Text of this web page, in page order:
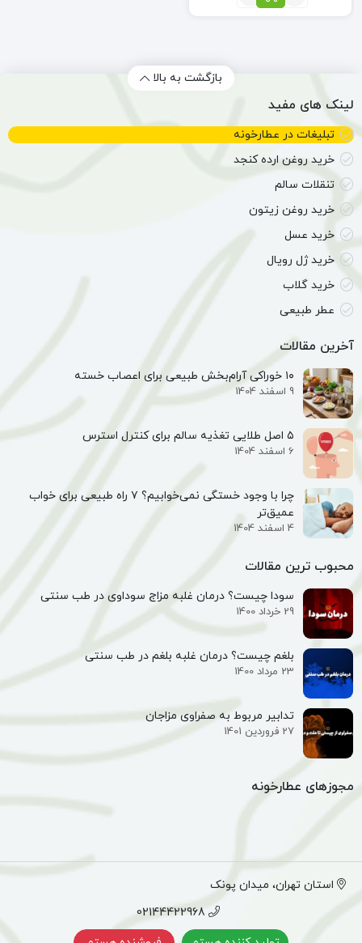
چای
بازگشت به بالا
لینک های مفید
تبلیغات در عطارخونه
خرید روغن ارده کنجد
تنقلات سالم
خرید روغن زیتون
خرید عسل
خرید ژل رویال
خرید گلاب
عطر طبیعی
آخرین مقالات
۱۰ خوراکی آرام‌بخش طبیعی برای اعصاب خسته
9 اسفند 1404
۵ اصل طلایی تغذیه سالم برای کنترل استرس
6 اسفند 1404
چرا با وجود خستگی نمی‌خوابیم؟ ۷ راه طبیعی برای خواب
عمیق‌تر
4 اسفند 1404
محبوب ترین مقالات
سودا چیست؟ درمان غلبه مزاج سوداوی در طب سنتی
29 خرداد 1400
بلغم چیست؟ درمان غلبه بلغم در طب سنتی
23 مرداد 1400
تدابیر مربوط به صفراوی مزاجان
27 فروردین 1401
مجوزهای عطارخونه
استان تهران، میدان پونک
02144422968